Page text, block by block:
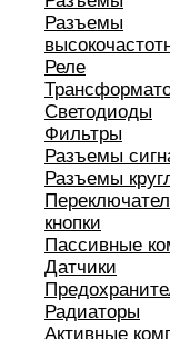
Разъемы
Реле
Светодиоды
Фильтры
Разъемы
Разъемы
кнопки
Пассивные
Датчики
Радиаторы
Активные